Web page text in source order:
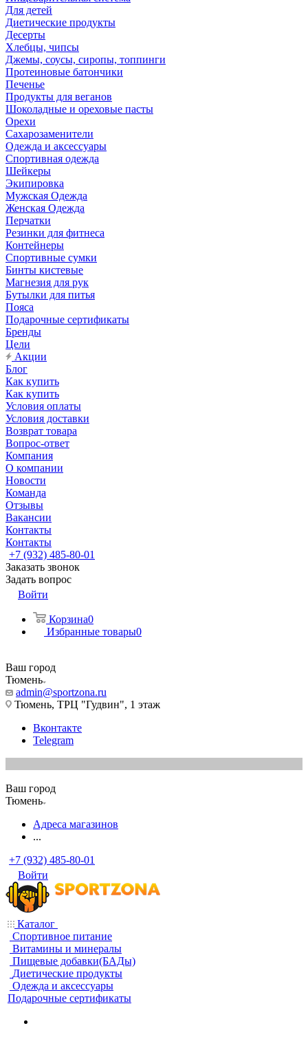
Для детей
Диетические продукты
Десерты
Хлебцы, чипсы
Джемы, соусы, сиропы, топпинги
Протеиновые батончики
Печенье
Продукты для веганов
Шоколадные и ореховые пасты
Орехи
Сахарозаменители
Одежда и аксессуары
Спортивная одежда
Шейкеры
Экипировка
Мужская Одежда
Женская Одежда
Перчатки
Резинки для фитнеса
Контейнеры
Спортивные сумки
Бинты кистевые
Магнезия для рук
Бутылки для питья
Пояса
Подарочные сертификаты
Бренды
Цели
Акции
Блог
Как купить
Как купить
Условия оплаты
Условия доставки
Возврат товара
Вопрос-ответ
Компания
О компании
Новости
Команда
Отзывы
Вакансии
Контакты
Контакты
+7 (932) 485-80-01
Заказать звонок
Задать вопрос
Войти
Корзина0
Избранные товары0
Ваш город
Тюмень
admin@sportzona.ru
Тюмень, ТРЦ "Гудвин", 1 этаж
Вконтакте
Telegram
Ваш город
Тюмень
Адреса магазинов
...
+7 (932) 485-80-01
Войти
Каталог
Спортивное питание
Витамины и минералы
Пищевые добавки(БАДы)
Диетические продукты
Одежда и аксессуары
Подарочные сертификаты